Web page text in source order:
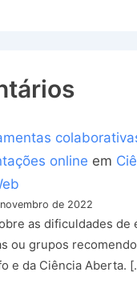
online em
de 2022
as dificuldades de
ou grupos
e da Ciência Aberta.